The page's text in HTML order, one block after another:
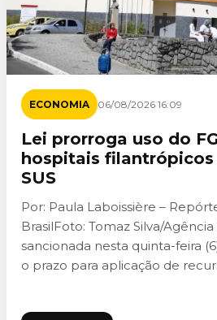
ECONOMIA 06/08/2026 16:09
Lei prorroga uso do
hospitais
SUS
Por: Paula Laboissière –
BrasilFoto: Tomaz Silva/
sancionada nesta quinta-feira
o prazo para aplicação de